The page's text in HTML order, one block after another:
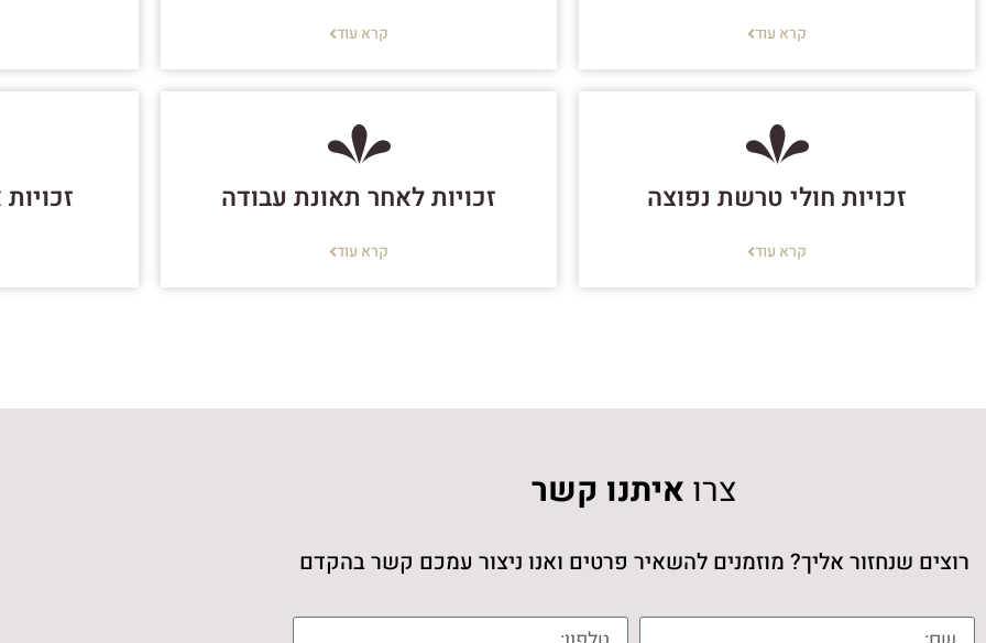
קרא עוד קרא עוד
זכויות חולי טרשת נפוצה
קרא עוד
זכויות לאחר תאונת עבודה
קרא עוד
צרו איתנו קשר
רוצים שנחזור אליך? מוזמנים להשאיר פרטים ואנו ניצור עמכם קשר בהקדם